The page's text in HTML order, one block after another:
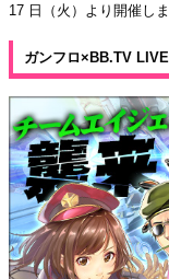
17 日（火）より開催しま
ガンフロ×BB.TV